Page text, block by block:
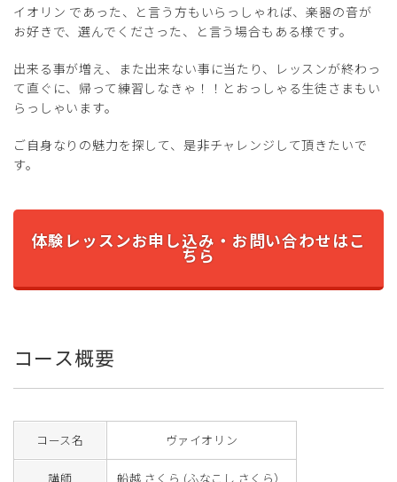
イオリン であった、と言う方もいらっしゃれば、楽器の音が
お好きで、選んでくださった、と言う場合もある様です。
出来る事が増え、また出来ない事に当たり、レッスンが終わっ
て直ぐに、帰って練習しなきゃ！！とおっしゃる生徒さまもい
らっしゃいます。
ご自身なりの魅力を探して、是非チャレンジして頂きたいで
す。
体験レッスンお申し込み・お問い合わせはこ
ちら
コース概要
コース名 ヴァイオリン
講師 船越 さくら (ふなこし さくら）